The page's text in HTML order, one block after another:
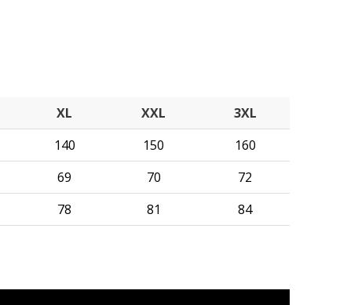
XL XXL
3XL
140 150
160
69 70
72
78 81 84